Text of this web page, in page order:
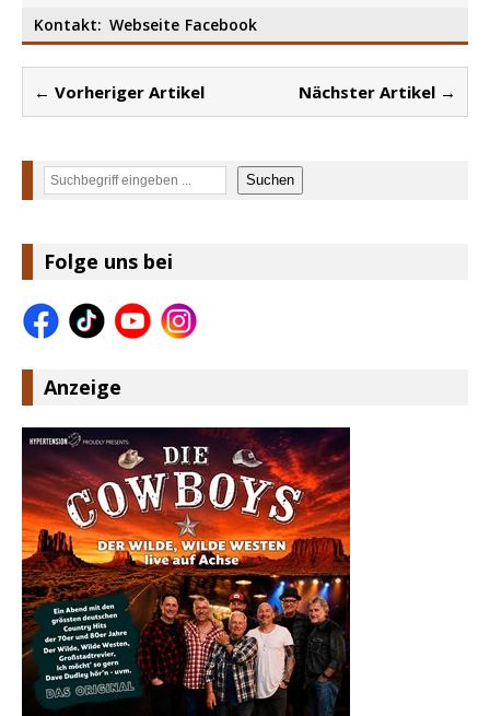
Kontakt: Webseite Facebook
← Vorheriger Artikel Nächster Artikel →
Suchen Suchen
Folge uns bei
Anzeige